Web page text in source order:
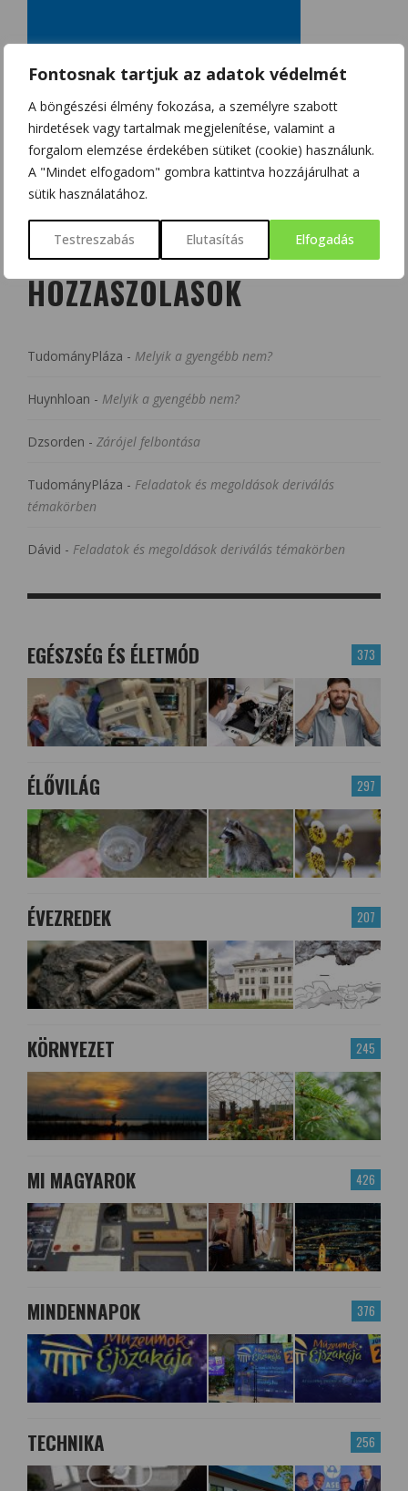
Fontosnak tartjuk az adatok védelmét
A böngészési élmény fokozása, a személyre szabott
hirdetések vagy tartalmak megjelenítése, valamint a
forgalom elemzése érdekében sütiket (cookie) használunk.
A "Mindet elfogadom" gombra kattintva hozzájárulhat a
sütik használatához.
Testreszabás Elutasítás Elfogadás
LEGUTÓBBI
HOZZÁSZÓLÁSOK
TudományPláza - Melyik a gyengébb nem?
Huynhloan - Melyik a gyengébb nem?
Dzsorden - Zárójel felbontása
TudományPláza - Feladatok és megoldások deriválás
témakörben
Dávid - Feladatok és megoldások deriválás témakörben
373
EGÉSZSÉG ÉS ÉLETMÓD
297
ÉLŐVILÁG
207
ÉVEZREDEK
245
KÖRNYEZET
426
MI MAGYAROK
376
MINDENNAPOK
256
TECHNIKA